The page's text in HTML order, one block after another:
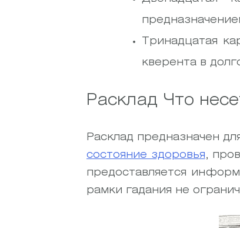
Тринадцатая
кверента в
Расклад Что
Расклад предназначен
состояние здоровья,
предоставляется
рамки гадания не